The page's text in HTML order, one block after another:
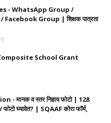
- WhatsApp Group /
Group | शिक्षक पात्रता
Composite School Grant
- मानक व स्तर निहाय फोटो | 128
फोटो घ्यावेत? | SQAAF कोरा फॉर्म,